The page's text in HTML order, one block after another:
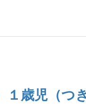
１歳児（つ